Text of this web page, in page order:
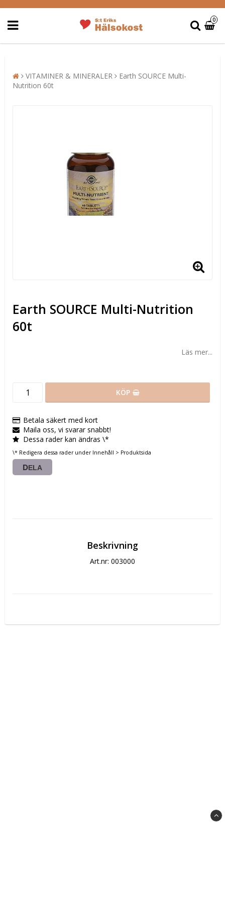
0
VITAMINER & MINERALER
Earth SOURCE Multi-
Nutrition 60t
Earth SOURCE Multi-Nutrition
60t
Läs mer...
KÖP
Betala säkert med kort
Maila oss, vi svarar snabbt!
Dessa rader kan ändras \*
\* Redigera dessa rader under Innehåll > Produktsida
DELA
Beskrivning
Art.nr: 003000